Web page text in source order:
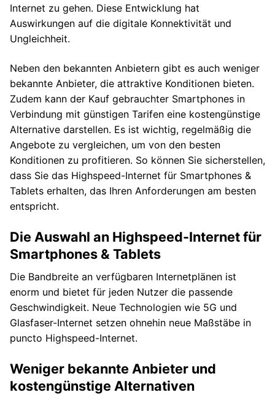
Internet zu gehen. Diese Entwicklung hat
Auswirkungen auf die digitale Konnektivität und
Ungleichheit.
Neben den bekannten Anbietern gibt es auch weniger
bekannte Anbieter, die attraktive Konditionen bieten.
Zudem kann der Kauf gebrauchter Smartphones in
Verbindung mit günstigen Tarifen eine kostengünstige
Alternative darstellen. Es ist wichtig, regelmäßig die
Angebote zu vergleichen, um von den besten
Konditionen zu profitieren. So können Sie sicherstellen,
dass Sie das Highspeed-Internet für Smartphones &
Tablets erhalten, das Ihren Anforderungen am besten
entspricht.
Die Auswahl an Highspeed-Internet für
Smartphones & Tablets
Die Bandbreite an verfügbaren Internetplänen ist
enorm und bietet für jeden Nutzer die passende
Geschwindigkeit. Neue Technologien wie 5G und
Glasfaser-Internet setzen ohnehin neue Maßstäbe in
puncto Highspeed-Internet.
Weniger bekannte Anbieter und
kostengünstige Alternativen